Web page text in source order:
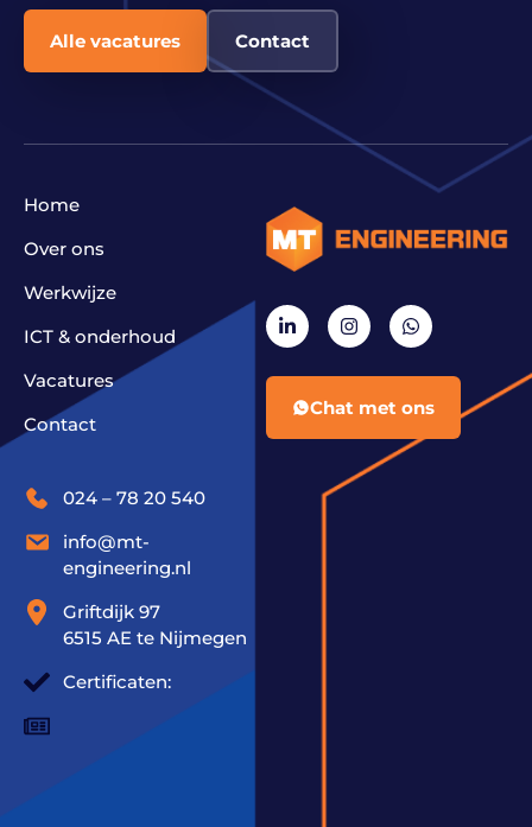
Alle vacatures Contact
Chat met ons
Home
Over ons
Werkwijze
ICT & onderhoud
Vacatures
Contact
024 – 78 20 540
info@mt-
engineering.nl
Griftdijk 97
6515 AE te Nijmegen
Certificaten: